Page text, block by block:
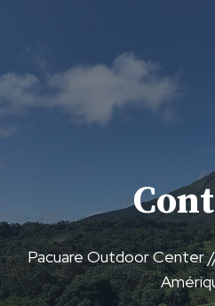
Pacuare Outdoor Center